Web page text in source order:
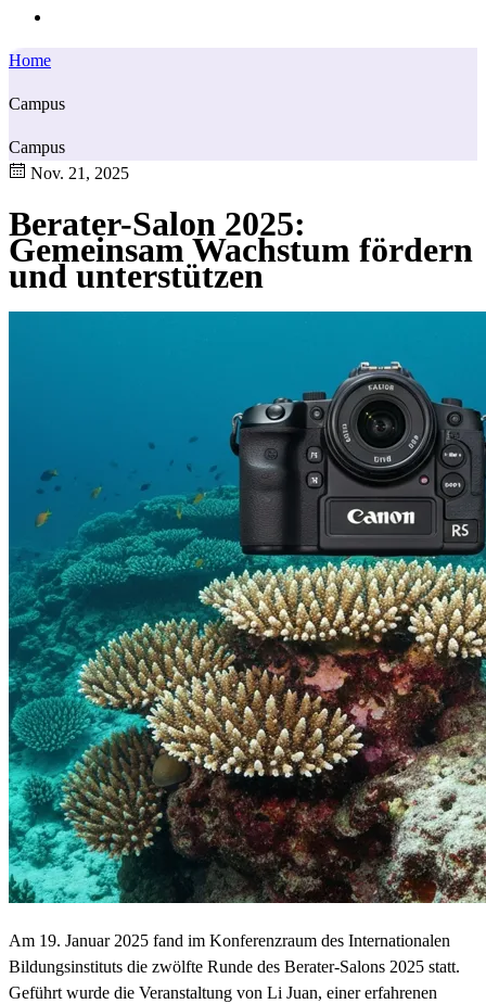
Home
Campus
Campus
Nov. 21, 2025
Berater-Salon 2025:
Gemeinsam Wachstum fördern
und unterstützen
Am 19. Januar 2025 fand im Konferenzraum des Internationalen
Bildungsinstituts die zwölfte Runde des Berater-Salons 2025 statt.
Geführt wurde die Veranstaltung von Li Juan, einer erfahrenen